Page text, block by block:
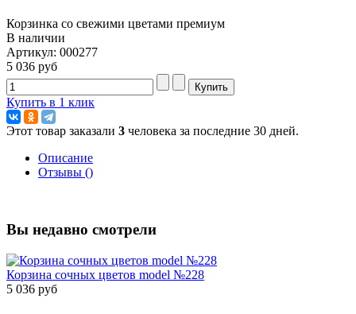
Корзинка со свежими цветами премиум
В наличии
Артикул: 000277
5 036 руб
Купить в 1 клик
Этот товар заказали 3 человека за последние 30 дней.
Описание
Отзывы ()
Вы недавно смотрели
Корзина сочных цветов model №228
5 036 руб